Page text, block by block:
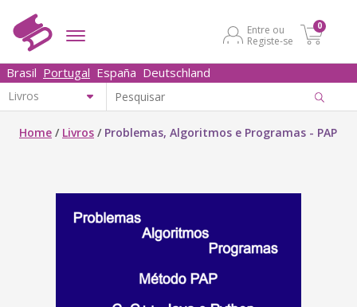
Entre ou
Registe-se
0
Brasil Portugal España Deutschland
Home / Livros / Problemas, Algoritmos e Programas - PAP